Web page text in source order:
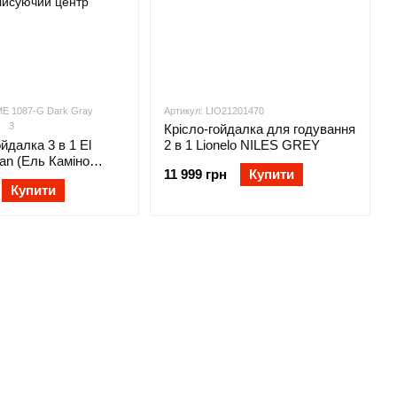
1087-G Dark Gray
3
3 в 1 El
(Ель Каміно
G Dark Gray
центр
Купити
Артикул: LIO21201470
Крісло-гойдалка для годування
2 в 1 Lionelo NILES GREY
11 999 грн
Купити